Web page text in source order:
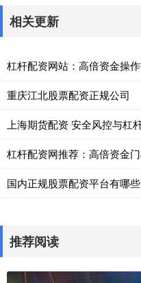
相关更新
杠杆配资网站：高倍资金操
重庆江北股票配资正规公司
上海期货配资 安全风控与杠
杠杆配资网推荐：高倍资金
国内正规股票配资平台有哪
推荐阅读